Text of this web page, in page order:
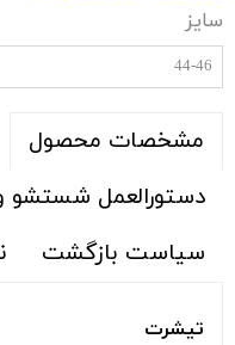
سایز
44-46
مشخصات محصول
دستورالعمل شستشو
سیاست بازگشت
تیشرت